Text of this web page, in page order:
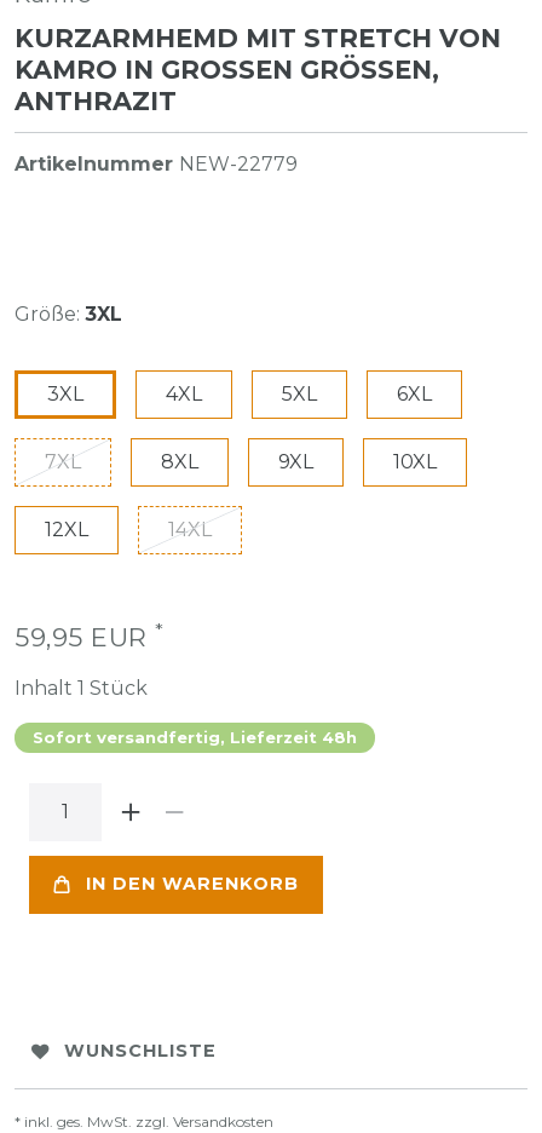
KURZARMHEMD MIT STRETCH VON
KAMRO IN GROSSEN GRÖSSEN, AN
THRAZIT
Artikelnummer NEW-22779
Größe: 3XL
3XL 4XL 5XL 6XL
7XL 8XL 9XL 10XL
12XL 14XL
59,95 EUR *
Inhalt 1 Stück
Sofort versandfertig, Lieferzeit 48h
IN DEN WARENKORB
WUNSCHLISTE
* inkl. ges. MwSt. zzgl. Versandkosten